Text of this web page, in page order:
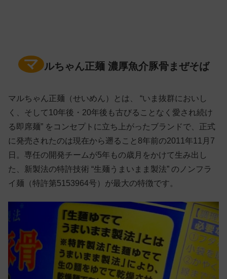
マ ルちゃん正麺 濃厚魚介豚骨まぜそば
マルちゃん正麺（せいめん）とは、 “いま抜群においし
く、そして10年後・20年後も古びることなく愛され続け
る即席麺” をコンセプトに立ち上がったブランドで、正式
に発売されたのは現在から遡ること8年前の2011年11月7
日。専任の開発チームが5年もの歳月をかけて生み出し
た、新製法の特許技術 “生麺うまいまま製法” のノンフラ
イ麺（特許第5153964号）が最大の特徴です。